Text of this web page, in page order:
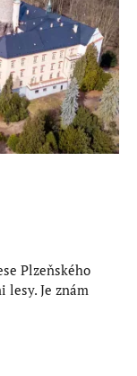
Plzeňského
Je znám